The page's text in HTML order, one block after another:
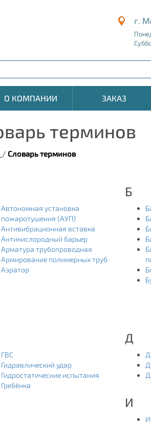
г.
О КОМПАНИИ ЗАКАЗ
терминов
/ Словарь терминов
Автономная установка
пожаротушения (АУП)
Антивибрационная вставка
Антикислородный барьер
Арматура трубопроводная
Армирование полимерных труб
Аэратор
Б
ГВС
Гидравлический удар
Гидростатические испытания
Гребёнка
Д
И